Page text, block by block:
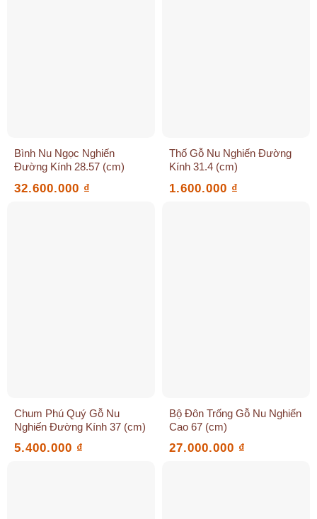
Bình Nu Ngọc Nghiến
Đường Kính 28.57 (cm)
32.600.000 ₫
Thố Gỗ Nu Nghiến Đường
Kính 31.4 (cm)
1.600.000 ₫
Chum Phú Quý Gỗ Nu
Nghiến Đường Kính 37 (cm)
5.400.000 ₫
Bộ Đôn Trống Gỗ Nu Nghiến
Cao 67 (cm)
27.000.000 ₫